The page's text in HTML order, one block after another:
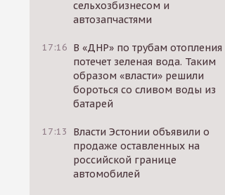
сельхозбизнесом и
автозапчастями
17:16 В «ДНР» по трубам отопления
потечет зеленая вода. Таким
образом «власти» решили
бороться со сливом воды из
батарей
17:13
Власти Эстонии объявили о
продаже оставленных на
российской границе
автомобилей